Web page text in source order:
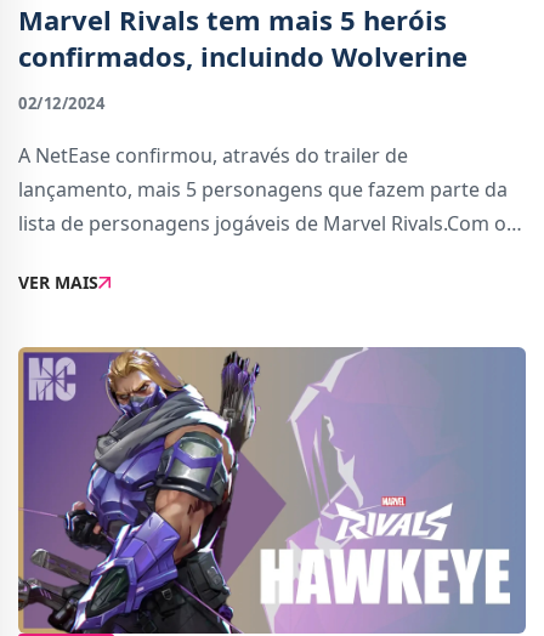
Marvel Rivals tem mais 5 heróis
confirmados, incluindo Wolverine
02/12/2024
A NetEase confirmou, através do trailer de
lançamento, mais 5 personagens que fazem parte da
lista de personagens jogáveis de Marvel Rivals.Com o
concretamente para 6 de Dezembro, foram agora
VER MAIS